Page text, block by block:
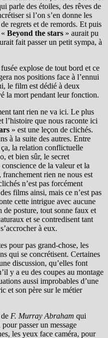
parle des étoiles, des rêves de
si l’on s’en donne les
regrets et de remords. Et puis
Beyond the stars » aurait pu
fait passer un petit sympa, à
explose de tout bord et ce
nos positions face à l’ennui
le film est dédié à deux
la mort pendant leur fonction.
tant rien ne va ici. Le plus
l’histoire que nous raconte ici
» est une leçon de clichés.
à la suite des autres. Entre
ça, la relation conflictuelle
et bien sûr, le secret
de la valeur et la
rien ne nous est
n’est pas forcément
films ainsi, mais ce n’est pas
cette intrigue avec aucune
posture, tout sonne faux et
et se contredisent tant
à eux.
pour pas grand-chose, les
qui se concrétisent. Certaines
discussion, qu’elles font
y a eu des coupes au montage
aussi improbables d’une
et son père sur le métier
F. Murray Abraham qui
passer un message
les yeux face caméra, pour